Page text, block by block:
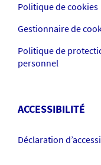
Politique de cookies
Gestionnaire de
Politique de
personnel
ACCESSIBILITÉ
Déclaration